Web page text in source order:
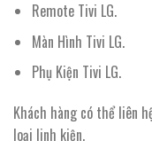
Remote Tivi LG.
Màn Hình Tivi LG.
Phụ Kiện Tivi LG.
Khách hàng có thể liên
loại linh kiện.